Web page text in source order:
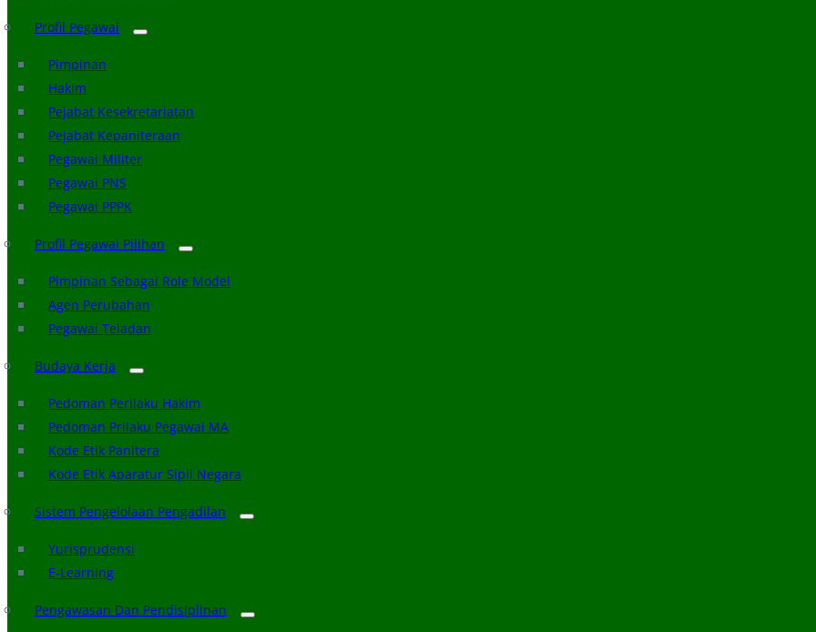
Profil Pegawai
Pimpinan
Hakim
Pejabat Kesekretariatan
Pejabat Kepaniteraan
Pegawai Militer
Pegawai PNS
Pegawai PPPK
Profil Pegawai Pilihan
Pimpinan Sebagai Role Model
Agen Perubahan
Pegawai Teladan
Budaya Kerja
Pedoman Perilaku Hakim
Pedoman Prilaku Pegawai MA
Kode Etik Panitera
Kode Etik Aparatur Sipil Negara
Sistem Pengelolaan Pengadilan
Yurisprudensi
E-Learning
Pengawasan Dan Pendisiplinan